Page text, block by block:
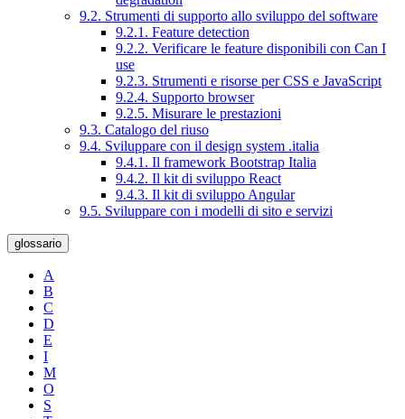
9.2. Strumenti di supporto allo sviluppo del software
9.2.1. Feature detection
9.2.2. Verificare le feature disponibili con Can I
use
9.2.3. Strumenti e risorse per CSS e JavaScript
9.2.4. Supporto browser
9.2.5. Misurare le prestazioni
9.3. Catalogo del riuso
9.4. Sviluppare con il design system .italia
9.4.1. Il framework Bootstrap Italia
9.4.2. Il kit di sviluppo React
9.4.3. Il kit di sviluppo Angular
9.5. Sviluppare con i modelli di sito e servizi
glossario
A
B
C
D
E
I
M
O
S